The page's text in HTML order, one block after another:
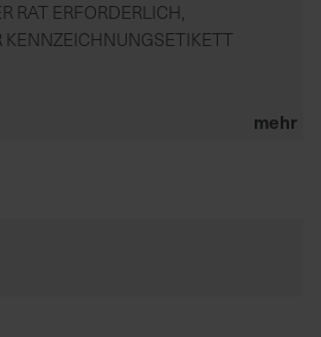
RAT ERFORDERLICH,
KENNZEICHNUNGSETIKETT
mehr